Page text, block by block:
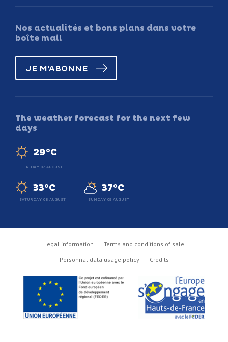
Nos actualités et bons plans dans votre
boîte mail
JE M'ABONNE
The weather forecast for the next few
days
29°C
FRIDAY 07 AUGUST
33°C
SATURDAY 08 AUGUST
37°C
SUNDAY 09 AUGUST
Legal information Terms and conditions of sale
Personnal data usage policy Credits